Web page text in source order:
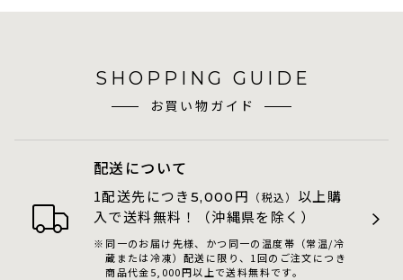
SHOPPING GUIDE
お買い物ガイド
配送について
1配送先につき 5,000 円 （税込） 以上購
入で送料無料！（沖縄県を除く）
同一のお届け先様、かつ同一の温度帯（常温/冷
蔵または冷凍）配送に限り、1回のご注文につき
商品代金5,000円以上で送料無料です。